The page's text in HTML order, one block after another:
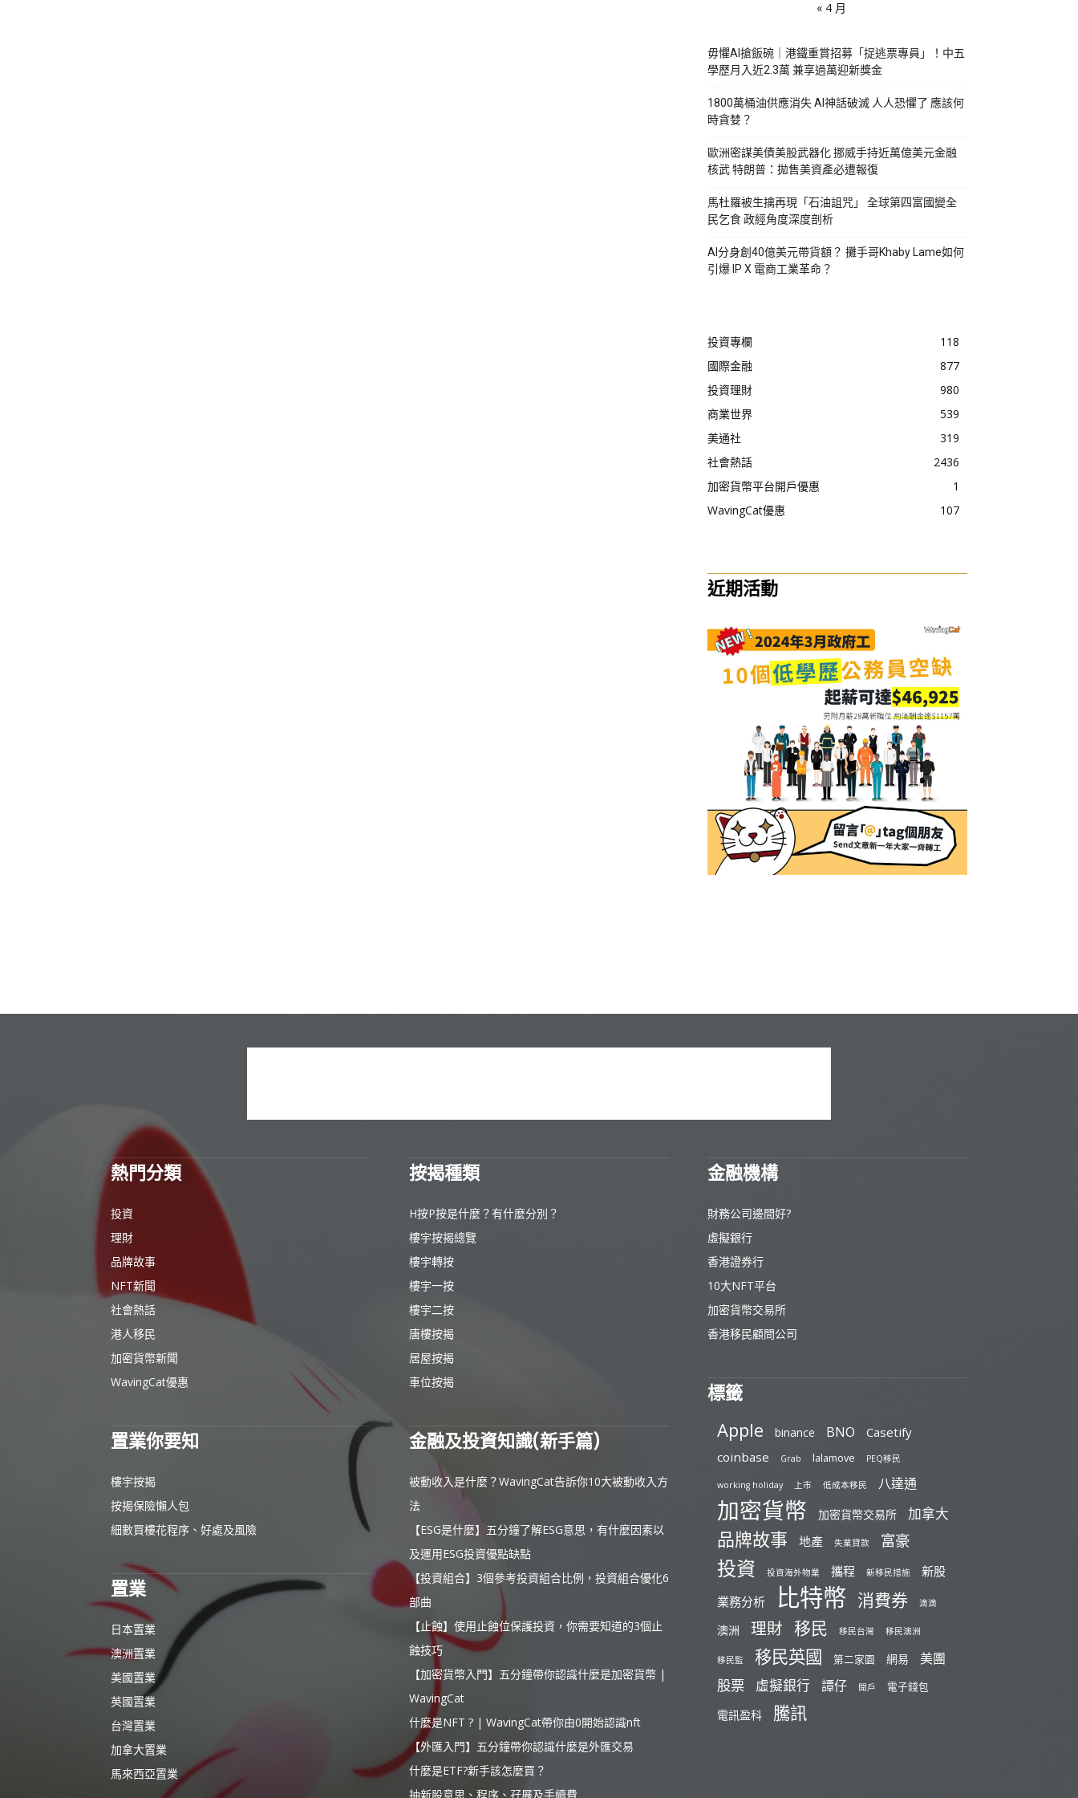
« 4 月
毋懼AI搶飯碗｜港鐵重賞招募「捉逃票專員」！中五
學歷月入近2.3萬 兼享過萬迎新獎金
1800萬桶油供應消失 AI神話破滅 人人恐懼了 應該何
時貪婪？
歐洲密謀美債美股武器化 挪威手持近萬億美元金融
核武 特朗普：拋售美資產必遭報復
馬杜羅被生擒再現「石油詛咒」 全球第四富國變全
民乞食 政經角度深度剖析
AI分身創40億美元帶貨額？ 攤手哥Khaby Lame如何
引爆 IP X 電商工業革命？
投資專欄
118
國際金融
877
投資理財
980
商業世界
539
美通社
319
社會熱話
2436
加密貨幣平台開戶優惠
1
WavingCat優惠
107
近期活動
熱門分類
投資
理財
品牌故事
NFT新聞
社會熱話
港人移民
加密貨幣新聞
WavingCat優惠
置業你要知
樓宇按揭
按揭保險懶人包
細數買樓花程序、好處及風險
置業
日本置業
澳洲置業
美國置業
英國置業
台灣置業
加拿大置業
馬來西亞置業
按揭種類
H按P按是什麼？有什麼分別？
樓宇按揭總覽
樓宇轉按
樓宇一按
樓宇二按
唐樓按揭
居屋按揭
車位按揭
金融及投資知識(新手篇)
被動收入是什麼？WavingCat告訴你10大被動收入方
法
【ESG是什麼】五分鐘了解ESG意思，有什麼因素以
及運用ESG投資優點缺點
【投資組合】3個參考投資組合比例，投資組合優化6
部曲
【止蝕】使用止蝕位保護投資，你需要知道的3個止
蝕技巧
【加密貨幣入門】五分鐘帶你認識什麼是加密貨幣 |
WavingCat
什麼是NFT ? | WavingCat帶你由0開始認識nft
【外匯入門】五分鐘帶你認識什麼是外匯交易
什麼是ETF?新手該怎麼買？
抽新股意思、程序、孖展及手續費
金融機構
財務公司邊間好?
虛擬銀行
香港證券行
10大NFT平台
加密貨幣交易所
香港移民顧問公司
標籤
Apple binance BNO
Casetify
coinbase
Grab lalamove PEQ移民
working holiday 上市 低成本移民 八達通
加密貨幣 加密貨幣交易所 加拿大
品牌故事 地產 失業貸款 富豪
投資 投資海外物業 攜程 新移民措施
新股
業務分析
比特幣 消費券 滴滴
澳洲 理財 移民 移民台灣 移民澳洲
移民監 移民英國 第二家園 網易 美團
股票 虛擬銀行 譚仔 開戶 電子錢包
電訊盈科 騰訊